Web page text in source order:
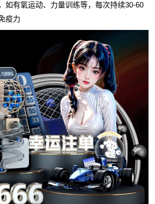
如有氧运动、力量训练等，每次持续30-60
疫力